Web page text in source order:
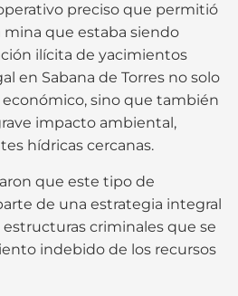
preciso que permitió
que estaba siendo
ilícita de yacimientos
en Sabana de Torres no solo
sino que también
impacto ambiental,
hídricas cercanas.
que este tipo de
de una estrategia integral
criminales que se
indebido de los recursos